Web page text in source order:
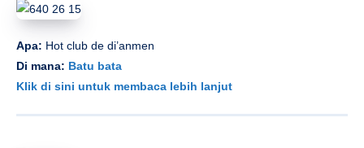
Apa: Hot club de di’anmen
Di mana: Batu bata
Klik di sini untuk membaca lebih lanjut